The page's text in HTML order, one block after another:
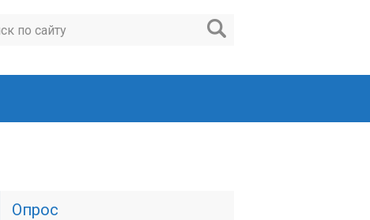
Опрос